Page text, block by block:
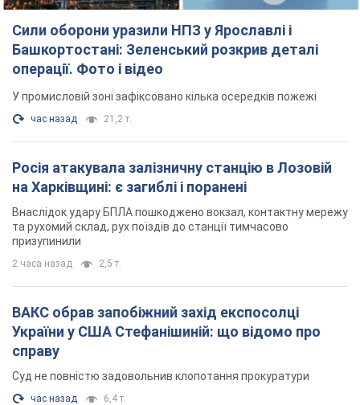
Сили оборони уразили НПЗ у Ярославлі і
Башкортостані: Зеленський розкрив деталі
операції. Фото і відео
У промисловій зоні зафіксовано кілька осередків пожежі
час назад 21,2 т.
Росія атакувала залізничну станцію в Лозовій
на Харківщині: є загиблі і поранені
Внаслідок удару БПЛА пошкоджено вокзал, контактну мережу
та рухомий склад, рух поїздів до станції тимчасово
призупинили
2 часа назад 2,5 т.
ВАКС обрав запобіжний захід експосолці
України у США Стефанішиній: що відомо про
справу
Суд не повністю задовольнив клопотання прокуратури
час назад 6,4 т.